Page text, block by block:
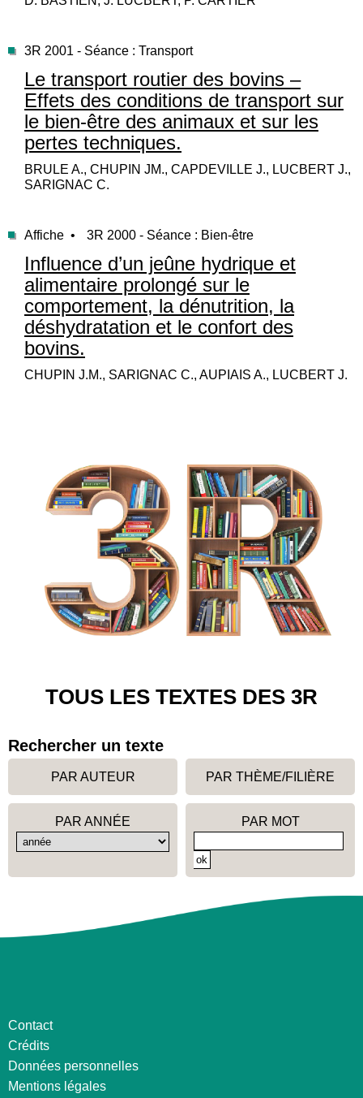
3R 2001 - Séance : Transport
Le transport routier des bovins –
Effets des conditions de transport sur
le bien-être des animaux et sur les
pertes techniques.
BRULE A., CHUPIN JM., CAPDEVILLE J., LUCBERT J.,
SARIGNAC C.
Affiche • 3R 2000 - Séance : Bien-être
Influence d’un jeûne hydrique et
alimentaire prolongé sur le
comportement, la dénutrition, la
déshydratation et le confort des
bovins.
CHUPIN J.M., SARIGNAC C., AUPIAIS A., LUCBERT J.
TOUS LES TEXTES DES 3R
Rechercher un texte
PAR AUTEUR PAR THÈME/FILIÈRE
PAR ANNÉE PAR MOT
Contact
Crédits
Données personnelles
Mentions légales